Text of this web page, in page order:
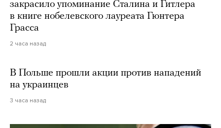
закрасило упоминание Сталина и Гитлера
в книге нобелевского лауреата Гюнтера
Грасса
2 часа назад
В Польше прошли акции против нападений
на украинцев
3 часа назад